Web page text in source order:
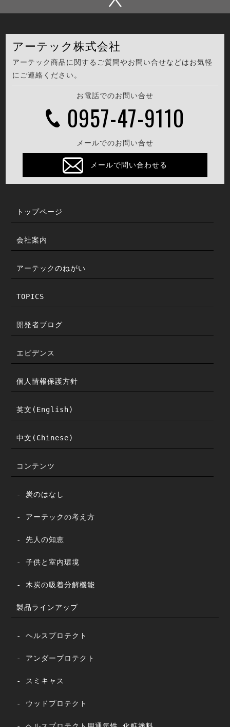
アーテック株式会社
アーテック商品に関するご質問やお問い合せなどはお気軽
にご連絡ください。
お電話でのお問い合せ
0957-47-9110
メールでのお問い合せ
メールで問い合わせる
トップページ
会社案内
アーテックのねがい
TOPICS
開発者ブログ
エビデンス
個人情報保護方針
英文(English)
中文(Chinese)
コンテンツ
- 炭のはなし
- アーテックの考え方
- 先人の知恵
- 子供と室内環境
- 木炭の吸着分解機能
製品ラインアップ
- ヘルスプロテクト
- アンダープロテクト
- スミキャス
- ウッドプロテクト